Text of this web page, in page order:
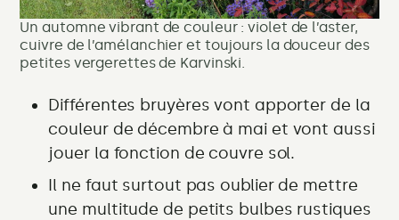
Un automne vibrant de couleur : violet de l’aster,
cuivre de l’amélanchier et toujours la douceur des
petites vergerettes de Karvinski.
Différentes bruyères vont apporter de la
couleur de décembre à mai et vont aussi
jouer la fonction de couvre sol.
Il ne faut surtout pas oublier de mettre
une multitude de petits bulbes rustiques